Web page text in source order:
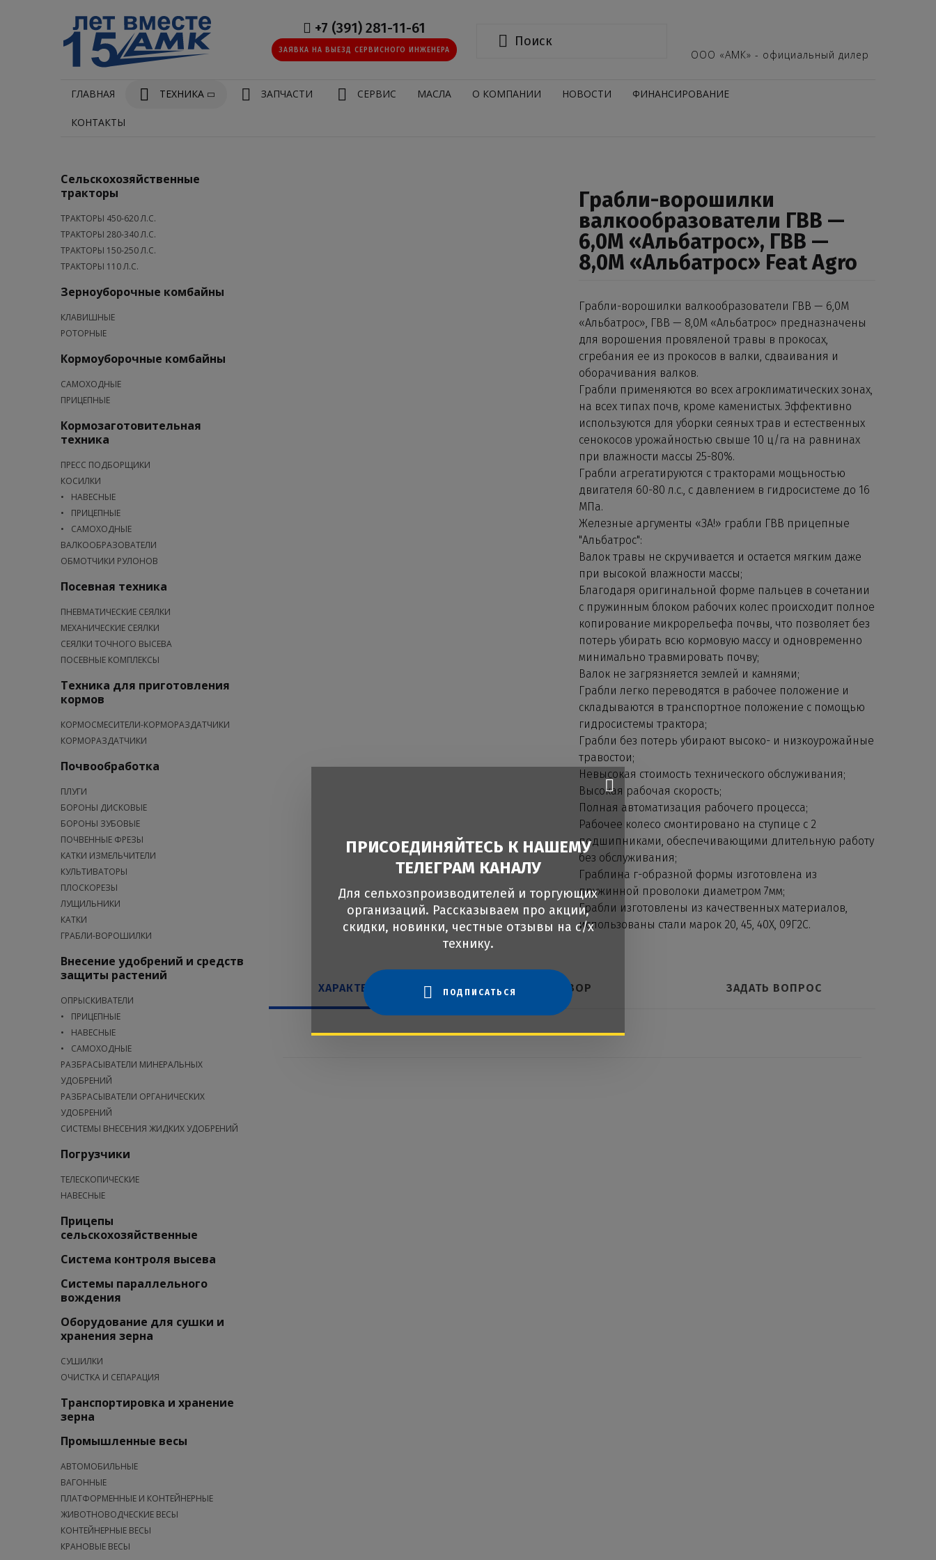
+7 (391) 281-11-61
ЗАЯВКА НА ВЫЕЗД СЕРВИСНОГО ИНЖЕНЕРА ООО «АМК» - официальный дилер
ГЛАВНАЯ ТЕХНИКА ЗАПЧАСТИ СЕРВИС МАСЛА О КОМПАНИИ НОВОСТИ ФИНАНСИРОВАНИЕ
КОНТАКТЫ
ПРИСОЕДИНЯЙТЕСЬ К НАШЕМУ
ТЕЛЕГРАМ КАНАЛУ
Для сельхозпроизводителей и торгующих
организаций. Рассказываем про акции,
скидки, новинки, честные отзывы на с/х
технику.
ПОДПИСАТЬСЯ
Сельскохозяйственные
тракторы
ТРАКТОРЫ 450-620 Л.С.
ТРАКТОРЫ 280-340 Л.С.
ТРАКТОРЫ 150-250 Л.С.
ТРАКТОРЫ 110 Л.С.
Зерноуборочные комбайны
КЛАВИШНЫЕ
РОТОРНЫЕ
Кормоуборочные комбайны
САМОХОДНЫЕ
ПРИЦЕПНЫЕ
Кормозаготовительная
техника
ПРЕСС ПОДБОРЩИКИ
КОСИЛКИ
НАВЕСНЫЕ
ПРИЦЕПНЫЕ
САМОХОДНЫЕ
ВАЛКООБРАЗОВАТЕЛИ
ОБМОТЧИКИ РУЛОНОВ
Посевная техника
ПНЕВМАТИЧЕСКИЕ СЕЯЛКИ
МЕХАНИЧЕСКИЕ СЕЯЛКИ
СЕЯЛКИ ТОЧНОГО ВЫСЕВА
ПОСЕВНЫЕ КОМПЛЕКСЫ
Техника для приготовления
кормов
КОРМОСМЕСИТЕЛИ-КОРМОРАЗДАТЧИКИ
КОРМОРАЗДАТЧИКИ
Почвообработка
ПЛУГИ
БОРОНЫ ДИСКОВЫЕ
БОРОНЫ ЗУБОВЫЕ
ПОЧВЕННЫЕ ФРЕЗЫ
КАТКИ ИЗМЕЛЬЧИТЕЛИ
КУЛЬТИВАТОРЫ
ПЛОСКОРЕЗЫ
ЛУЩИЛЬНИКИ
КАТКИ
ГРАБЛИ-ВОРОШИЛКИ
Внесение удобрений и средств
защиты растений
ОПРЫСКИВАТЕЛИ
ПРИЦЕПНЫЕ
НАВЕСНЫЕ
САМОХОДНЫЕ
РАЗБРАСЫВАТЕЛИ МИНЕРАЛЬНЫХ
УДОБРЕНИЙ
РАЗБРАСЫВАТЕЛИ ОРГАНИЧЕСКИХ
УДОБРЕНИЙ
СИСТЕМЫ ВНЕСЕНИЯ ЖИДКИХ УДОБРЕНИЙ
Погрузчики
ТЕЛЕСКОПИЧЕСКИЕ
НАВЕСНЫЕ
Прицепы
сельскохозяйственные
Система контроля высева
Системы параллельного
вождения
Оборудование для сушки и
хранения зерна
СУШИЛКИ
ОЧИСТКА И СЕПАРАЦИЯ
Транспортировка и хранение
зерна
Промышленные весы
АВТОМОБИЛЬНЫЕ
ВАГОННЫЕ
ПЛАТФОРМЕННЫЕ И КОНТЕЙНЕРНЫЕ
ЖИВОТНОВОДЧЕСКИЕ ВЕСЫ
КОНТЕЙНЕРНЫЕ ВЕСЫ
КРАНОВЫЕ ВЕСЫ
Грабли-ворошилки
валкообразователи ГВВ —
6,0М «Альбатрос», ГВВ —
8,0М «Альбатрос» Feat Agro
Грабли-ворошилки валкообразователи ГВВ — 6,0М
«Альбатрос», ГВВ — 8,0М «Альбатрос» предназначены
для ворошения провяленой травы в прокосах,
сгребания ее из прокосов в валки, сдваивания и
оборачивания валков.
Грабли применяются во всех агроклиматических зонах,
на всех типах почв, кроме каменистых. Эффективно
используются для уборки сеяных трав и естественных
сенокосов урожайностью свыше 10 ц/га на равнинах
при влажности массы 25-80%.
Грабли агрегатируются с тракторами мощьностью
двигателя 60-80 л.с., с давлением в гидросистеме до 16
МПа.
Железные аргументы «ЗА!» грабли ГВВ прицепные
"Альбатрос":
Валок травы не скручивается и остается мягким даже
при высокой влажности массы;
Благодаря оригинальной форме пальцев в сочетании
с пружинным блоком рабочих колес происходит полное
копирование микрорельефа почвы, что позволяет без
потерь убирать всю кормовую массу и одновременно
минимально травмировать почву;
Валок не загрязняется землей и камнями;
Грабли легко переводятся в рабочее положение и
складываются в транспортное положение с помощью
гидросистемы трактора;
Грабли без потерь убирают высоко- и низкоурожайные
травостои;
Невысокая стоимость технического обслуживания;
Высокая рабочая скорость;
Полная автоматизация рабочего процесса;
Рабочее колесо смонтировано на ступице с 2
подшипниками, обеспечивающими длительную работу
без обслуживания;
Граблина г-образной формы изготовлена из
пружинной проволоки диаметром 7мм;
Грабли изготовлены из качественных материалов,
использованы стали марок 20, 45, 40Х, 09Г2С.
ХАРАКТЕРИСТИКИ ОБЗОР ЗАДАТЬ ВОПРОС